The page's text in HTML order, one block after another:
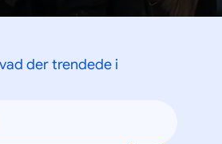
der trendede i